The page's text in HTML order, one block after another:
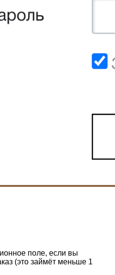
поле, если вы
(это займёт меньше 1